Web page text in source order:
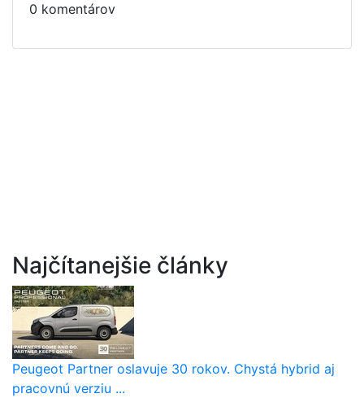
0 komentárov
Najčítanejšie články
Peugeot Partner oslavuje 30 rokov. Chystá hybrid aj
pracovnú verziu ...